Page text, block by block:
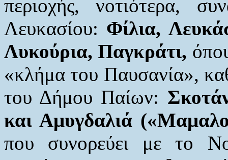
περιοχής, νοτιότερα,
Λευκασίου: Φίλια,
Λυκούρια, Παγκράτι,
«κλήμα του Παυσανία»,
του Δήμου Παίων:
και Αμυγδαλιά
που συνορεύει με το